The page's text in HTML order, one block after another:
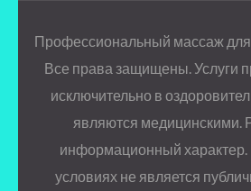
Профессиональный массаж
Все права защищены. Услуги
исключительно в
являются медицинскими.
информационный характер.
условиях не является